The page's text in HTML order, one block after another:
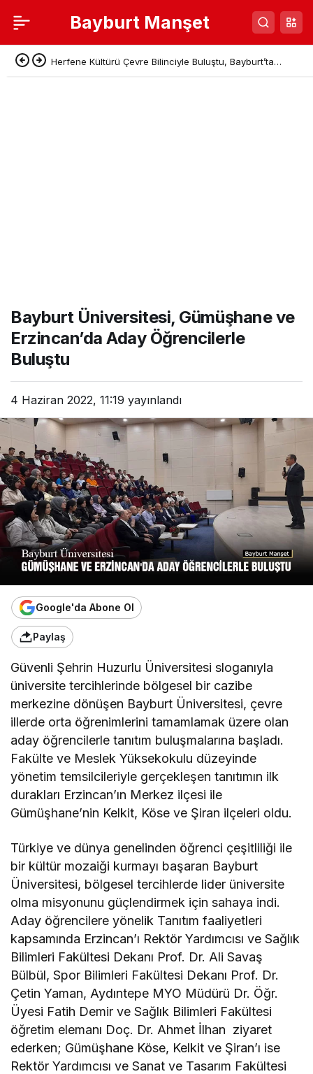
Bayburt Manşet
Herfene Kültürü Çevre Bilinciyle Buluştu, Bayburt’ta
Bayburt Üniversitesi, Gümüşhane ve
Erzincan’da Aday Öğrencilerle
Buluştu
4 Haziran 2022, 11:19 yayınlandı
Google'da Abone Ol
Paylaş
Güvenli Şehrin Huzurlu Üniversitesi sloganıyla
üniversite tercihlerinde bölgesel bir cazibe
merkezine dönüşen Bayburt Üniversitesi, çevre
illerde orta öğrenimlerini tamamlamak üzere olan
aday öğrencilerle tanıtım buluşmalarına başladı.
Fakülte ve Meslek Yüksekokulu düzeyinde
yönetim temsilcileriyle gerçekleşen tanıtımın ilk
durakları Erzincan’ın Merkez ilçesi ile
Gümüşhane’nin Kelkit, Köse ve Şiran ilçeleri oldu.
Türkiye ve dünya genelinden öğrenci çeşitliliği ile
bir kültür mozaiği kurmayı başaran Bayburt
Üniversitesi, bölgesel tercihlerde lider üniversite
olma misyonunu güçlendirmek için sahaya indi.
Aday öğrencilere yönelik Tanıtım faaliyetleri
kapsamında Erzincan’ı Rektör Yardımcısı ve Sağlık
Bilimleri Fakültesi Dekanı Prof. Dr. Ali Savaş
Bülbül, Spor Bilimleri Fakültesi Dekanı Prof. Dr.
Çetin Yaman, Aydıntepe MYO Müdürü Dr. Öğr.
Üyesi Fatih Demir ve Sağlık Bilimleri Fakültesi
öğretim elemanı Doç. Dr. Ahmet İlhan ziyaret
ederken; Gümüşhane Köse, Kelkit ve Şiran’ı ise
Rektör Yardımcısı ve Sanat ve Tasarım Fakültesi